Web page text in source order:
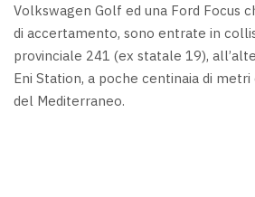
Volkswagen Golf ed una Ford Focus
di accertamento, sono entrate in
provinciale 241 (ex statale 19),
Eni Station, a poche centinaia di metri
del Mediterraneo.